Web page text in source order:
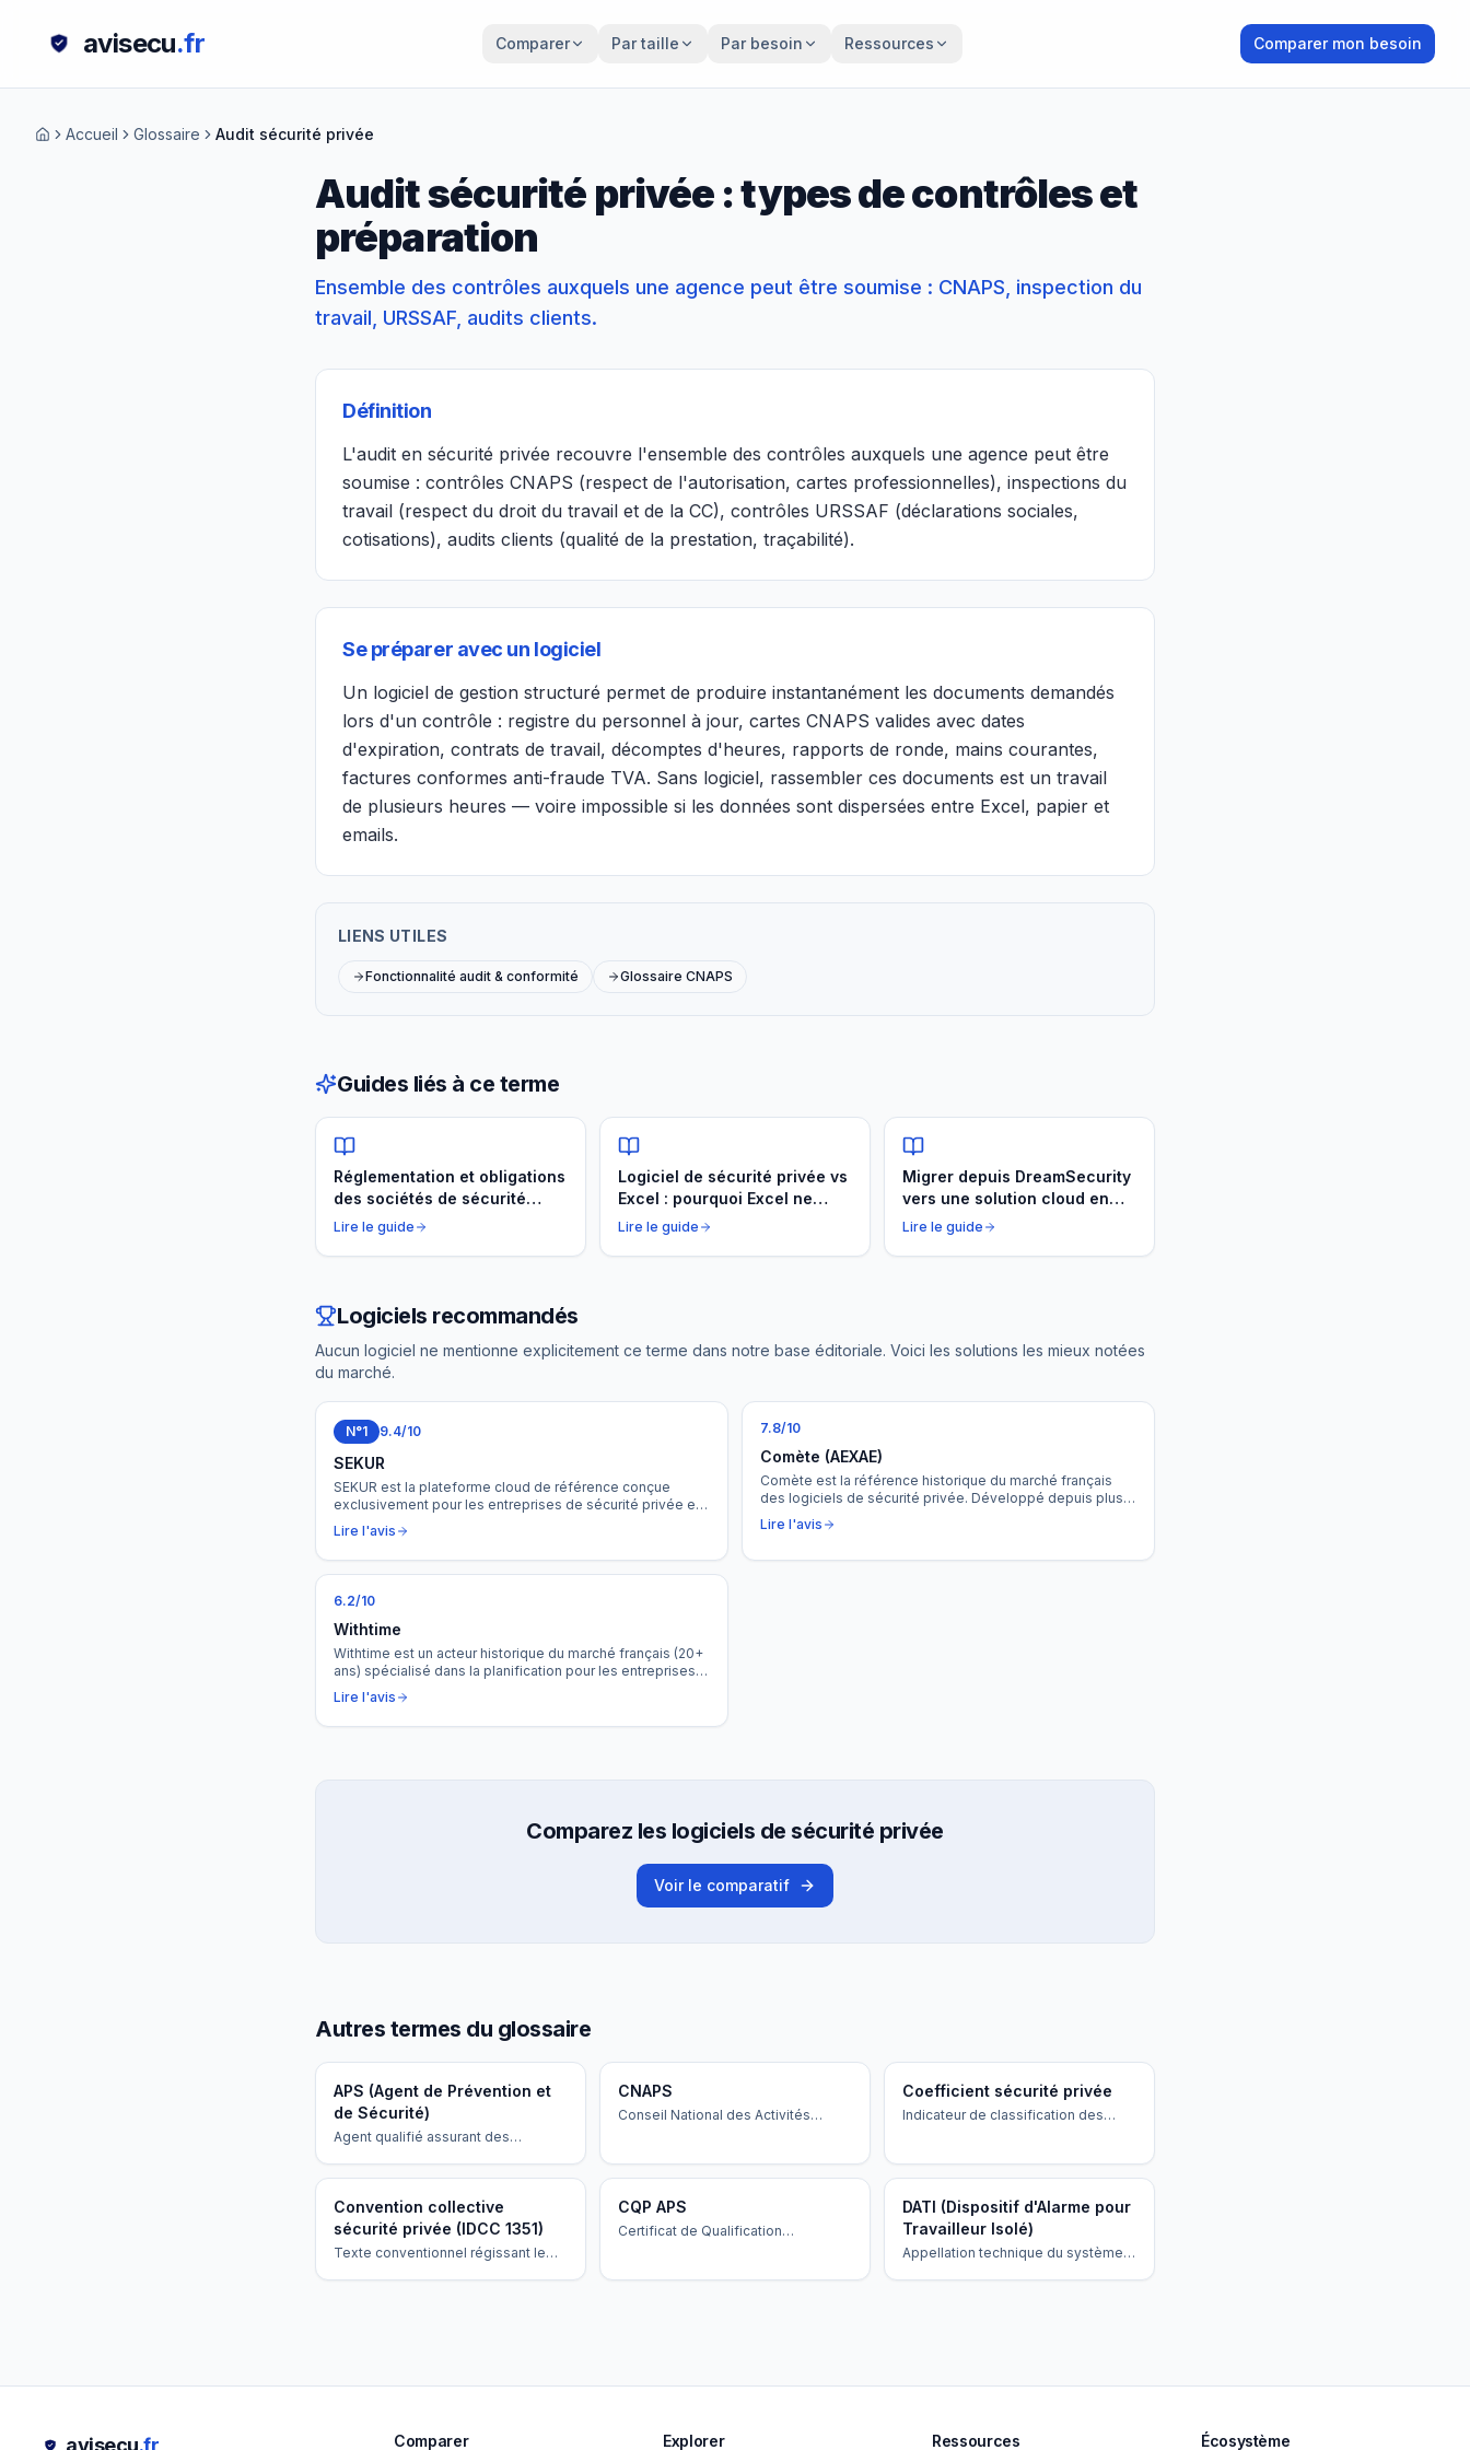
avisecu.fr Comparer Par taille Par besoin Ressources Comparer mon besoin
Accueil Glossaire Audit sécurité privée
Audit sécurité privée : types de contrôles et
préparation
Ensemble des contrôles auxquels une agence peut être soumise : CNAPS, inspection du
travail, URSSAF, audits clients.
Définition
L'audit en sécurité privée recouvre l'ensemble des contrôles auxquels une agence peut être
soumise : contrôles CNAPS (respect de l'autorisation, cartes professionnelles), inspections du
travail (respect du droit du travail et de la CC), contrôles URSSAF (déclarations sociales,
cotisations), audits clients (qualité de la prestation, traçabilité).
Se préparer avec un logiciel
Un logiciel de gestion structuré permet de produire instantanément les documents demandés
lors d'un contrôle : registre du personnel à jour, cartes CNAPS valides avec dates
d'expiration, contrats de travail, décomptes d'heures, rapports de ronde, mains courantes,
factures conformes anti-fraude TVA. Sans logiciel, rassembler ces documents est un travail
de plusieurs heures — voire impossible si les données sont dispersées entre Excel, papier et
emails.
LIENS UTILES
Fonctionnalité audit & conformité Glossaire CNAPS
Guides liés à ce terme
Réglementation et obligations
des sociétés de sécurité
privée (CNAPS, IDCC 1351,
Lire le guide
Logiciel de sécurité privée vs
Excel : pourquoi Excel ne
suffit plus
Lire le guide
Migrer depuis DreamSecurity
vers une solution cloud en
2026
Lire le guide
Logiciels recommandés
Aucun logiciel ne mentionne explicitement ce terme dans notre base éditoriale. Voici les solutions les mieux notées
du marché.
N°1 9.4/10
SEKUR
SEKUR est la plateforme cloud de référence conçue
exclusivement pour les entreprises de sécurité privée et
de gardiennage. Du planning au terrain, de la gestion RH à
la facturation, SEKUR centralise l'intégralité de la chaîne de
valeur dans un seul outil — avec un PTI natif, une main
courante électronique et un assistant IA inclus.
Lire l'avis
7.8/10
Comète (AEXAE)
Comète est la référence historique du marché français
des logiciels de sécurité privée. Développé depuis plus
de 20 ans par AEXAE, il équipe des groupes majeurs
comme SERIS et Abscisse Sécurité. Son avantage
Lire l'avis
6.2/10
Withtime
Withtime est un acteur historique du marché français (20+
ans) spécialisé dans la planification pour les entreprises
de sécurité privée. Un moteur de planning réputé pour sa
rapidité et sa gestion fine des conventions collectives,
avec une offre d'entrée gratuite pendant 1 an pour les
Lire l'avis
Comparez les logiciels de sécurité privée
Voir le comparatif
Autres termes du glossaire
APS (Agent de Prévention et
de Sécurité)
Agent qualifié assurant des
CNAPS
Conseil National des Activités
les autorisations et contrôle les
Coefficient sécurité privée
Indicateur de classification des
les responsabilités.
Convention collective
sécurité privée (IDCC 1351)
Texte conventionnel régissant le
CQP APS
Certificat de Qualification
DATI (Dispositif d'Alarme pour
Travailleur Isolé)
Appellation technique du système
avisecu.fr Comparer Explorer Ressources Écosystème